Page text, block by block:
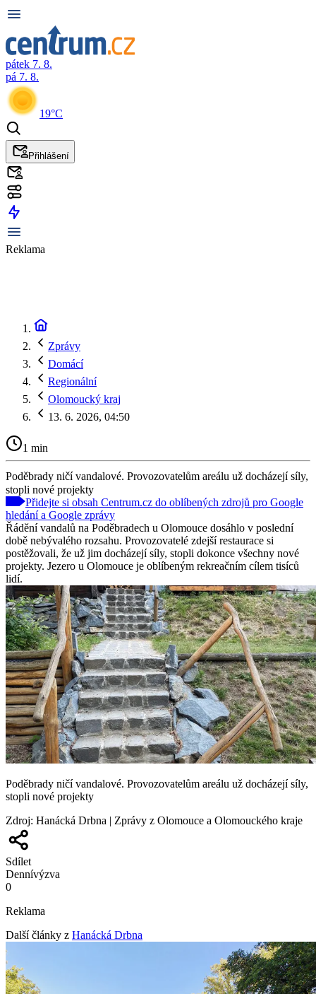
pátek 7. 8.
pá 7. 8.
19°C
Přihlášení
Reklama
Zprávy
Domácí
Regionální
Olomoucký kraj
13. 6. 2026, 04:50
1 min
Poděbrady ničí vandalové. Provozovatelům areálu už docházejí síly,
stopli nové projekty
Přidejte si obsah Centrum.cz do oblíbených zdrojů pro Google
hledání a Google zprávy
Řádění vandalů na Poděbradech u Olomouce dosáhlo v poslední
době nebývalého rozsahu. Provozovatelé zdejší restaurace si
postěžovali, že už jim docházejí síly, stopli dokonce všechny nové
projekty. Jezero u Olomouce je oblíbeným rekreačním cílem tisíců
lidí.
Poděbrady ničí vandalové. Provozovatelům areálu už docházejí síly,
stopli nové projekty
Zdroj: Hanácká Drbna | Zprávy z Olomouce a Olomouckého kraje
Sdílet
Dennívýzva
0
Reklama
Další články z Hanácká Drbna